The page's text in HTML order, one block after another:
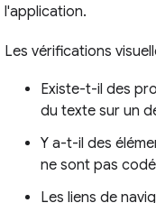
l'application.
Les vérifications
Existe-t-il des
du texte sur un
Y a-t-il des
ne sont pas
Les liens de